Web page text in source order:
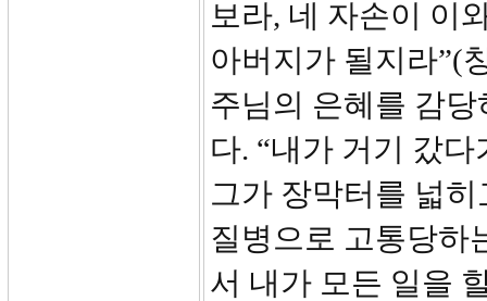
보라, 네 자손이 이
아버지가 될지라”(
주님의 은혜를 감
다. “내가 거기 갔
그가 장막터를 넓
질병으로 고통당하
서 내가 모든 일을